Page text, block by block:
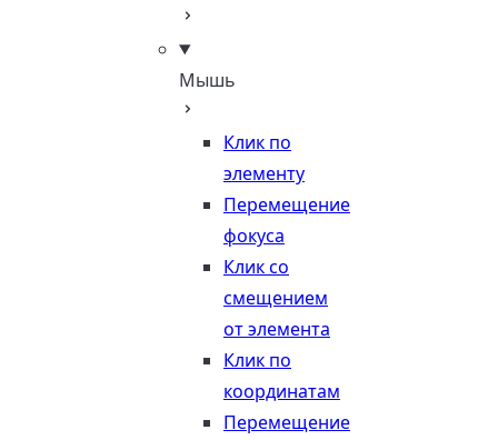
Мышь
Клик по
элементу
Перемещение
фокуса
Клик со
смещением
от элемента
Клик по
координатам
Перемещение